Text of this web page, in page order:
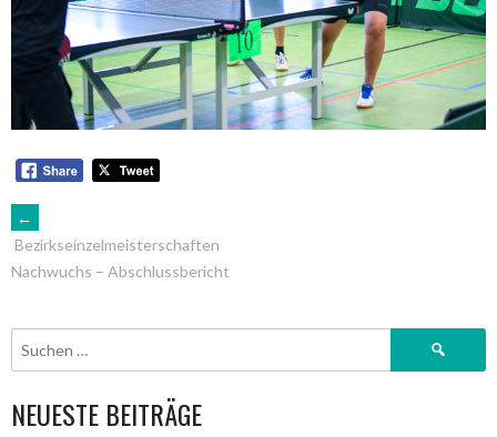
ARTIKEL-
NAVIGATION
←
Bezirkseinzelmeisterschaften
Nachwuchs – Abschlussbericht
Suchen
NEUESTE BEITRÄGE